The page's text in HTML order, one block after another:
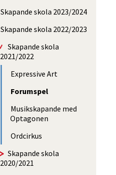
Skapande skola 2023/2024
Skapande skola 2022/2023
Skapande skola
2021/2022
Expressive Art
Forumspel
Musikskapande med
Optagonen
Ordcirkus
Skapande skola
2020/2021